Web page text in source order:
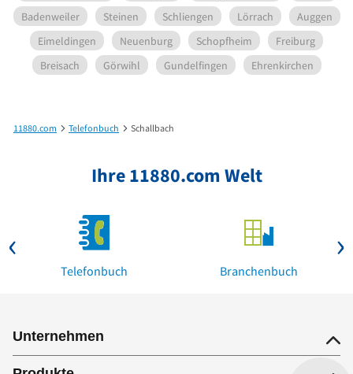
Badenweiler
Steinen Schliengen Lörrach
Auggen
Eimeldingen
Neuenburg Schopfheim
Freiburg
Breisach
Görwihl Gundelfingen Ehrenkirchen
11880.com Telefonbuch Schallbach
Ihre 11880.com Welt
Telefonbuch Branchenbuch
Unternehmen